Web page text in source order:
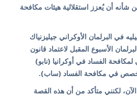
شأنه أن يُعزز استقلالية هيئات مكافحة
في البرلمان الأوكراني جيليزنياك
الأسبوع المقبل لاعتماد قانون
الفساد في أوكرانيا (نابو)
في مكافحة الفساد (ساب).
لكنني متأكد من أن هذه القصة